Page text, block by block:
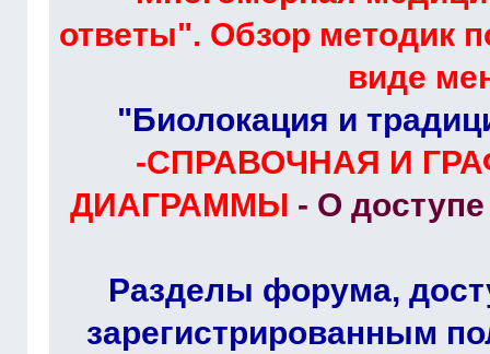
ответы". Обзор методик
виде
"Биолокация и
-СПРАВОЧНАЯ И
ДИАГРАММЫ - О
Разделы форума,
зарегистрированным